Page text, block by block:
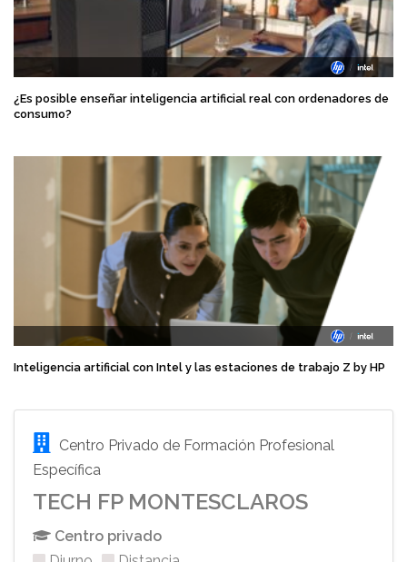
¿Es posible enseñar inteligencia artificial real con ordenadores de
consumo?
Inteligencia artificial con Intel y las estaciones de trabajo Z by HP
Centro Privado de Formación Profesional
Específica
TECH FP MONTESCLAROS
Centro privado